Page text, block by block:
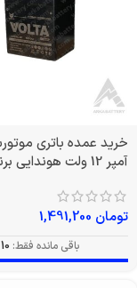
آمپر 12 ولت هوندایی برند ولتا
تومان
باقی مانده فقط: 10